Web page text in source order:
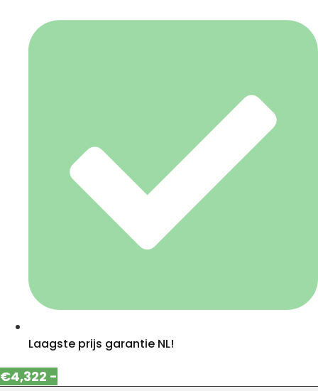
Laagste prijs garantie NL!
€4,322 -